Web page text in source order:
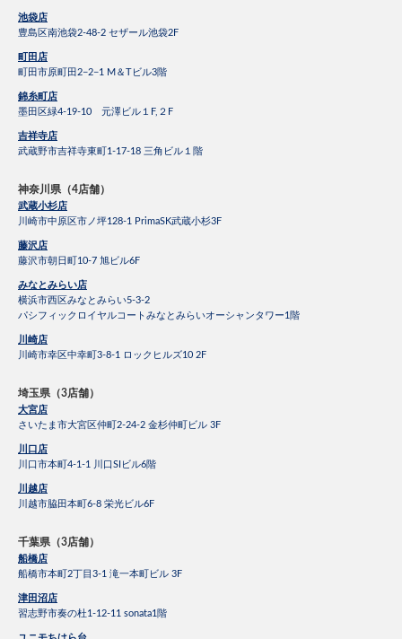
池袋店
豊島区南池袋2-48-2 セザール池袋2F
町田店
町田市原町田2−2−1 M＆Tビル3階
錦糸町店
墨田区緑4-19-10 元澤ビル１F,２F
吉祥寺店
武蔵野市吉祥寺東町1-17-18 三角ビル１階
神奈川県（4店舗）
武蔵小杉店
川崎市中原区市ノ坪128-1 PrimaSK武蔵小杉3F
藤沢店
藤沢市朝日町10-7 旭ビル6F
みなとみらい店
横浜市西区みなとみらい5-3-2
パシフィックロイヤルコートみなとみらいオーシャンタワー1階
川崎店
川崎市幸区中幸町3-8-1 ロックヒルズ10 2F
埼玉県（3店舗）
大宮店
さいたま市大宮区仲町2-24-2 金杉仲町ビル 3F
川口店
川口市本町4-1-1 川口SIビル6階
川越店
川越市脇田本町6-8 栄光ビル6F
千葉県（3店舗）
船橋店
船橋市本町2丁目3-1 滝一本町ビル 3F
津田沼店
習志野市奏の杜1-12-11 sonata1階